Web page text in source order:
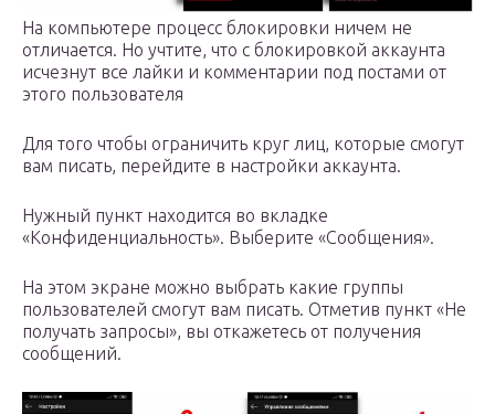
На компьютере процесс блокировки ничем не
отличается. Но учтите, что с блокировкой аккаунта
исчезнут все лайки и комментарии под постами от
этого пользователя
Для того чтобы ограничить круг лиц, которые смогут
вам писать, перейдите в настройки аккаунта.
Нужный пункт находится во вкладке
«Конфиденциальность». Выберите «Сообщения».
На этом экране можно выбрать какие группы
пользователей смогут вам писать. Отметив пункт «Не
получать запросы», вы откажетесь от получения
сообщений.